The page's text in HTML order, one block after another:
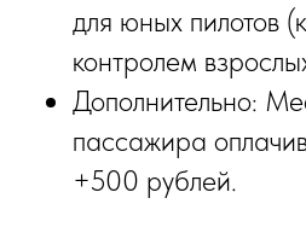
для юных пилотов
контролем
Дополнительно:
пассажира
+500 рублей.